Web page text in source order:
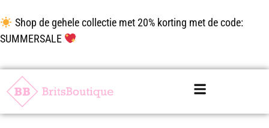
Shop de gehele collectie met 20% korting met de code:
SUMMERSALE